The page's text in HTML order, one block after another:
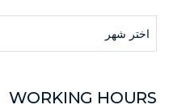
اختر شهر
WORKING HOURS